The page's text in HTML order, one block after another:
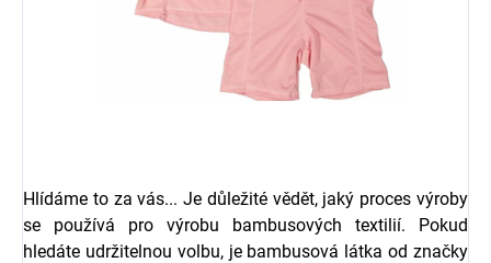
Hlídáme to za vás... Je důležité vědět, jaký proces výroby
se používá pro výrobu bambusových textilií. Pokud
hledáte udržitelnou volbu, je bambusová látka od značky